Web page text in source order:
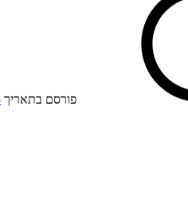
פורסם בתאריך